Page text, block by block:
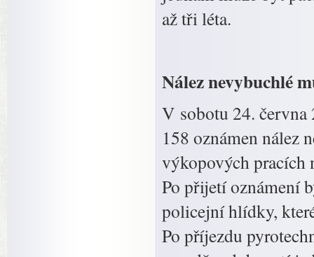
až tři léta.
Nález nevybuchlé
V sobotu 24.
158 oznámen nález
výkopových pracích
Po přijetí oznámení
policejní hlídky,
Po příjezdu